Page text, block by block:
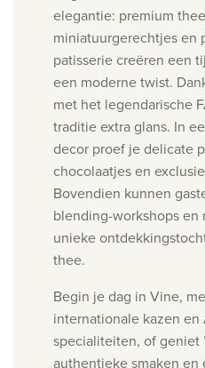
elegantie: premium
miniatuurgerechtjes en
patisserie creëren een
een moderne twist.
met het legendarische
traditie extra glans. In
decor proef je delicate
chocolaatjes en
Bovendien kunnen
blending-workshops en
unieke
thee.
Begin je dag in Vine,
internationale kazen en
specialiteiten, of geniet
authentieke smaken